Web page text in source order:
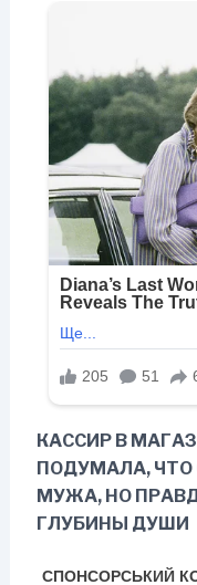
КАССИР В
ПОДУМАЛА,
МУЖА, НО
ГЛУБИНЫ ДУШИ